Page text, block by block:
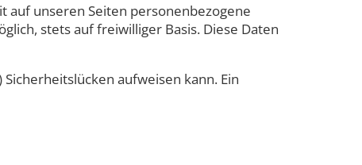
auf unseren Seiten personenbezogene
stets auf freiwilliger Basis. Diese Daten
aufweisen kann. Ein